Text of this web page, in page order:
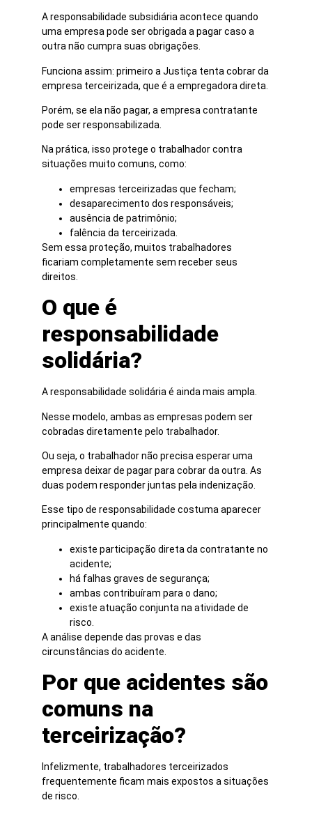
A responsabilidade subsidiária acontece quando
uma empresa pode ser obrigada a pagar caso a
outra não cumpra suas obrigações.
Funciona assim: primeiro a Justiça tenta cobrar da
empresa terceirizada, que é a empregadora direta.
Porém, se ela não pagar, a empresa contratante
pode ser responsabilizada.
Na prática, isso protege o trabalhador contra
situações muito comuns, como:
empresas terceirizadas que fecham;
desaparecimento dos responsáveis;
ausência de patrimônio;
falência da terceirizada.
Sem essa proteção, muitos trabalhadores
ficariam completamente sem receber seus
direitos.
O que é
responsabilidade
solidária?
A responsabilidade solidária é ainda mais ampla.
Nesse modelo, ambas as empresas podem ser
cobradas diretamente pelo trabalhador.
Ou seja, o trabalhador não precisa esperar uma
empresa deixar de pagar para cobrar da outra. As
duas podem responder juntas pela indenização.
Esse tipo de responsabilidade costuma aparecer
principalmente quando:
existe participação direta da contratante no
acidente;
há falhas graves de segurança;
ambas contribuíram para o dano;
existe atuação conjunta na atividade de
risco.
A análise depende das provas e das
circunstâncias do acidente.
Por que acidentes são
comuns na
terceirização?
Infelizmente, trabalhadores terceirizados
frequentemente ficam mais expostos a situações
de risco.